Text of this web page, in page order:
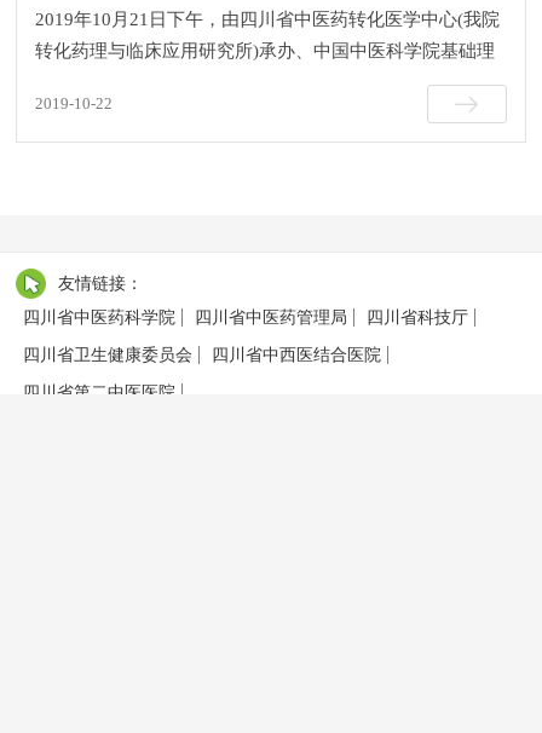
2019年10月21日下午，由四川省中医药转化医学中心(我院
转化药理与临床应用研究所)承办、中国中医科学院基础理
论研究所、天津中医药大学、四川省中西医结合医院协办
的第六届中医药现代化国际科技大会第四分会（以下简...
2019-10-22 
友情链接：
四川省中医药科学院
四川省中医药管理局 四川省科技厅
四川省卫生健康委员会 四川省中西医结合医院
四川省第二中医医院